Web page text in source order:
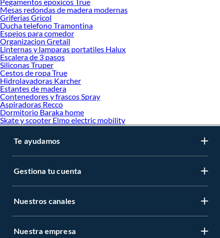
Mesas redondas de madera modernas
Griferias Gricol
Ducha telefono Tramontina
Espejos para comedor
Organizacion Gretail
Linternas y lamparas portatiles Halux
Escalera de 3 pasos
Siliconas Truper
Cestos de ropa True
Hidrolavadoras Karcher
Estantes de madera
Contenedores y frascos Spray
Aspiradoras Recco
Dormitorio Baraka home
Skate y scooter Elmo electric mobility
Te ayudamos
Gestiona tu cuenta
Nuestros canales
Nuestra empresa